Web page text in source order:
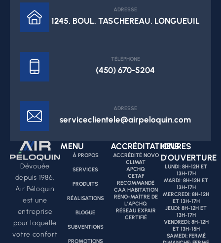
ADRESSE
1245, BOUL. TASCHEREAU, LONGUEUIL
TÉLÉPHONE
(450) 670-5204
ADRESSE
serviceclientele@airpeloquin.com
Dévouée
depuis 1986,
Air Péloquin
est une
entreprise
pour laquelle
votre confort
MENU
À PROPOS
SERVICES
PRODUITS
RÉALISATIONS
BLOGUE
SUBVENTIONS
PROMOTIONS
ACCRÉDITATIONS
ACCRÉDITÉ NOVO
CLIMAT
APCHQ
CETAF
RECOMMANDÉ
CAA HABITATION
RÉNO-MAÎTRE DE
L’APCHQ
RÉSEAU EXPAIR
CERTIFIÉ
HEURES
D'OUVERTURE
LUNDI: 8H-12H ET
13H-17H
MARDI: 8H-12H ET
13H-17H
MERCREDI: 8H-12H
ET 13H-17H
JEUDI: 8H-12H ET
13H-17H
VENDREDI: 8H-12H
ET 13H-15H
SAMEDI: FERMÉ